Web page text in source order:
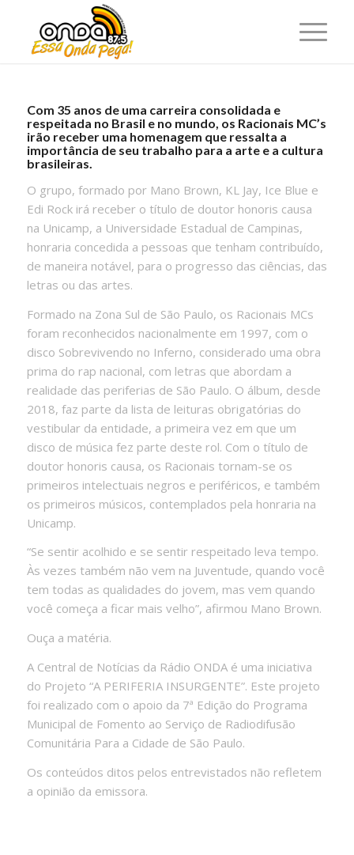
Com 35 anos de uma carreira consolidada e
respeitada no Brasil e no mundo, os Racionais MC’s
irão receber uma homenagem que ressalta a
importância de seu trabalho para a arte e a cultura
brasileiras.
O grupo, formado por Mano Brown, KL Jay, Ice Blue e
Edi Rock irá receber o título de doutor honoris causa
na Unicamp, a Universidade Estadual de Campinas,
honraria concedida a pessoas que tenham contribuído,
de maneira notável, para o progresso das ciências, das
letras ou das artes.
Formado na Zona Sul de São Paulo, os Racionais MCs
foram reconhecidos nacionalmente em 1997, com o
disco Sobrevivendo no Inferno, considerado uma obra
prima do rap nacional, com letras que abordam a
realidade das periferias de São Paulo. O álbum, desde
2018, faz parte da lista de leituras obrigatórias do
vestibular da entidade, a primeira vez em que um
disco de música fez parte deste rol. Com o título de
doutor honoris causa, os Racionais tornam-se os
primeiros intelectuais negros e periféricos, e também
os primeiros músicos, contemplados pela honraria na
Unicamp.
“Se sentir acolhido e se sentir respeitado leva tempo.
Às vezes também não vem na Juventude, quando você
tem todas as qualidades do jovem, mas vem quando
você começa a ficar mais velho”, afirmou Mano Brown.
Ouça a matéria.
A Central de Notícias da Rádio ONDA é uma iniciativa
do Projeto “A PERIFERIA INSURGENTE”. Este projeto
foi realizado com o apoio da 7ª Edição do Programa
Municipal de Fomento ao Serviço de Radiodifusão
Comunitária Para a Cidade de São Paulo.
Os conteúdos ditos pelos entrevistados não refletem
a opinião da emissora.